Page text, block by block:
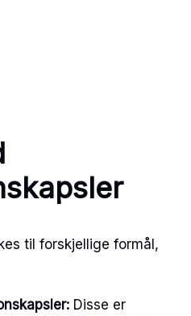
til forskjellige formål,
Disse er